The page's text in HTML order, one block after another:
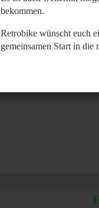
bekommen.
Retrobike wünscht euch
gemeinsamen Start in die